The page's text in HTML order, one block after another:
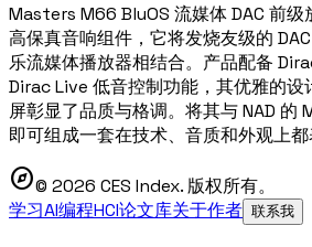
Masters M66 BluOS 流媒体 DAC 前
高保真音响组件，它将发烧友级的
乐流媒体播放器相结合。产品配备
Dirac Live 低音控制功能，其优雅的
屏彰显了品质与格调。将其与 NAD 的
即可组成一套在技术、音质和外观上都
explore© 2026 CES Index. 版权所有。
学习AI编程HCI论文库关于作者 联系我